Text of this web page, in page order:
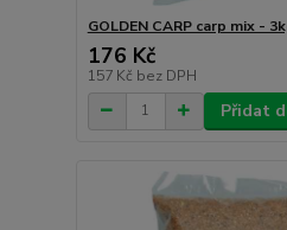
GOLDEN CARP carp mix -
176 Kč
157 Kč bez DPH
Přidat